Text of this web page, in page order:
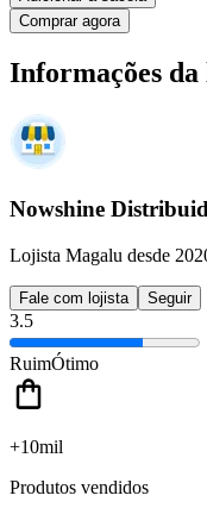
Comprar agora
Informações da
Nowshine
Lojista Magalu desde
Fale com lojista Seguir
3.5
RuimÓtimo
+10mil
Produtos vendidos